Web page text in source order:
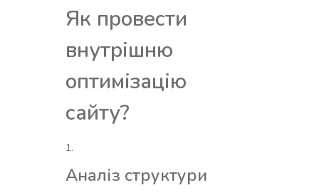
Як провести
внутрішню
оптимізацію
сайту?
Аналіз структури